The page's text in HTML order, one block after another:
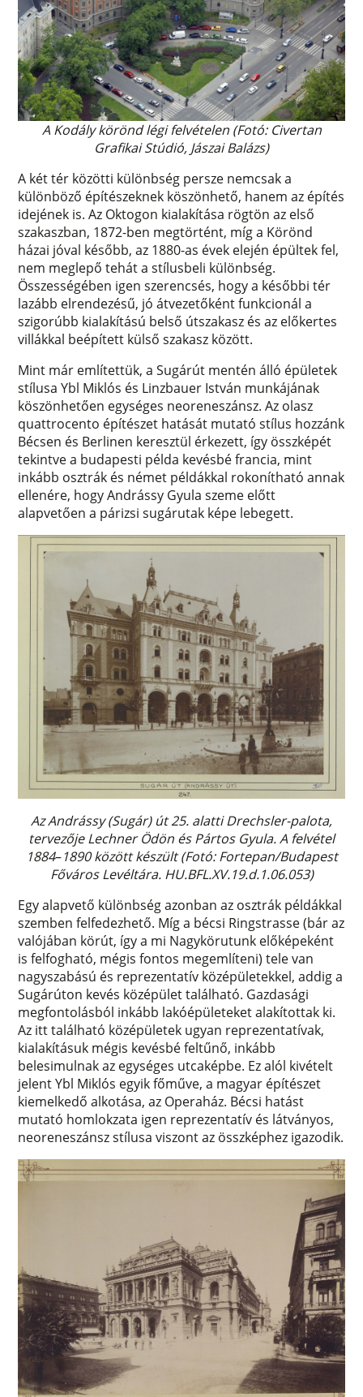
A Kodály körönd légi felvételen (Fotó: Civertan
Grafikai Stúdió, Jászai Balázs)
A két tér közötti különbség persze nemcsak a
különböző építészeknek köszönhető, hanem az építés
idejének is. Az Oktogon kialakítása rögtön az első
szakaszban, 1872-ben megtörtént, míg a Körönd
házai jóval később, az 1880-as évek elején épültek fel,
nem meglepő tehát a stílusbeli különbség.
Összességében igen szerencsés, hogy a későbbi tér
lazább elrendezésű, jó átvezetőként funkcionál a
szigorúbb kialakítású belső útszakasz és az előkertes
villákkal beépített külső szakasz között.
Mint már említettük, a Sugárút mentén álló épületek
stílusa Ybl Miklós és Linzbauer István munkájának
köszönhetően egységes neoreneszánsz. Az olasz
quattrocento építészet hatását mutató stílus hozzánk
Bécsen és Berlinen keresztül érkezett, így összképét
tekintve a budapesti példa kevésbé francia, mint
inkább osztrák és német példákkal rokonítható annak
ellenére, hogy Andrássy Gyula szeme előtt
alapvetően a párizsi sugárutak képe lebegett.
Az Andrássy (Sugár) út 25. alatti Drechsler-palota,
tervezője Lechner Ödön és Pártos Gyula. A felvétel
1884–1890 között készült (Fotó: Fortepan/Budapest
Főváros Levéltára. HU.BFL.XV.19.d.1.06.053)
Egy alapvető különbség azonban az osztrák példákkal
szemben felfedezhető. Míg a bécsi Ringstrasse (bár az
valójában körút, így a mi Nagykörutunk előképeként
is felfogható, mégis fontos megemlíteni) tele van
nagyszabású és reprezentatív középületekkel, addig a
Sugárúton kevés középület található. Gazdasági
megfontolásból inkább lakóépületeket alakítottak ki.
Az itt található középületek ugyan reprezentatívak,
kialakításuk mégis kevésbé feltűnő, inkább
belesimulnak az egységes utcaképbe. Ez alól kivételt
jelent Ybl Miklós egyik főműve, a magyar építészet
kiemelkedő alkotása, az Operaház. Bécsi hatást
mutató homlokzata igen reprezentatív és látványos,
neoreneszánsz stílusa viszont az összképhez igazodik.